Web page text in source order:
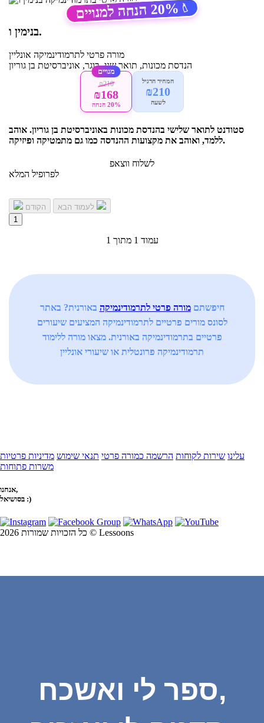
🏷️
20%
הנחה למנויים
בנימין ו.
מורה פרטי לתרמודינמיקה אונליין
הנדסת מכונות, תואר שני, בוגר, אוניברסיטת בן גוריון
המחיר הרגיל
₪210
לשעה
מנויים
₪210
₪168
20% הנחה
סטודנט לתואר שלישי בהנדסת מכונות באוניברסיטת בן גוריון. אוהב
ללמד, ואוהב את מקצועות ההנדסה כמו גם מתמטיקה ופיזיקה.
לשלוח ווצאפ
לפרופיל המלא
הקודם
1
עמוד 1 מתוך 1
חיפשתםמורה פרטי לתרמודינמיקה באורנית? באתר
לסונס מורים פרטיים לתרמודינמיקה המציעים שיעורים
פרטיים בתרמודינמיקה באורנית. מצאו מורה ללימוד
תרמודינמיקה פרונטלית או שיעורי אונליין
עלינו שירות לקוחות הרשמה כמורה פרטי תנאי שימוש מדיניות פרטיות
משרות פתוחות
אנחנו,
בסושיאל :)
כל הזכויות שמורות 2026 © Lessoons
ספר לי ואשכח,